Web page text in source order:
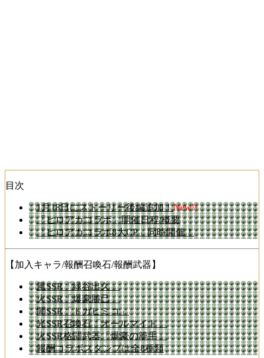
目次
1月18日にストーリー後編追加！New!!
「ヒロアカコラボ」開催日程/概要
「ヒロアカコラボ8大CP」同時開催！
【加入キャラ/報酬召喚石/報酬武器】
風SSR「緑谷出久」
火SSR「爆豪勝己」
闇SSR「トガヒミコ」
光SSR召喚石「オールマイト」
火SSR格闘武器「爆豪の籠手」
報酬コラボスタンプは全8種類